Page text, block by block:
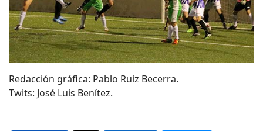
Redacción gráfica: Pablo Ruiz Becerra.
Twits: José Luis Benítez.